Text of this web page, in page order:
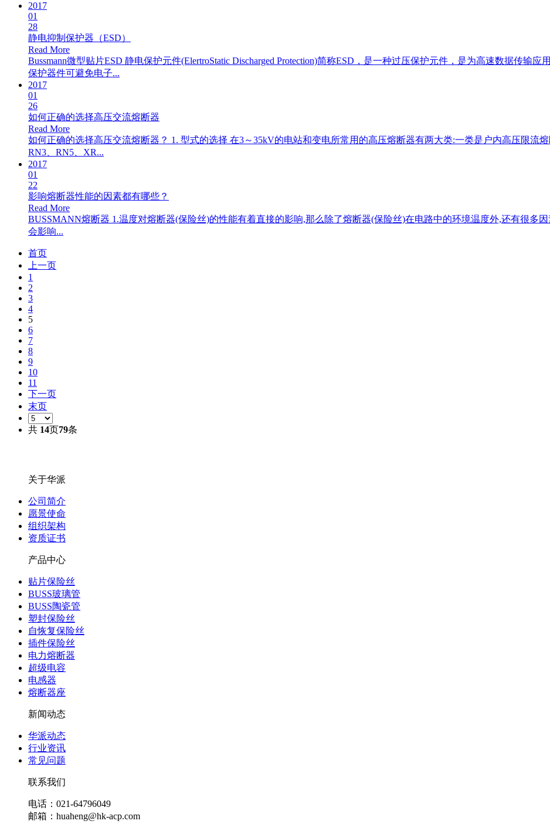
2017
01
28
静电抑制保护器（ESD）
Read More
Bussmann微型贴片ESD 静电保护元件(ElertroStatic Discharged Protection)简称ESD，是一种过压保护元件，是为高速数据传输
保护器件可避免电子...
2017
01
26
如何正确的选择高压交流熔断器
Read More
如何正确的选择高压交流熔断器？ 1. 型式的选择 在3～35kV的电站和变电所常用的高压熔断器有两大类:一类是户内高压限流
RN3、RN5、XR...
2017
01
22
影响熔断器性能的因素都有哪些？
Read More
BUSSMANN熔断器 1.温度对熔断器(保险丝)的性能有着直接的影响,那么除了熔断器(保险丝)在电路中的环境温度外,还有很多
会影响...
首页
上一页
1
2
3
4
5
6
7
8
9
10
11
下一页
末页
共 14页79条
关于华派
公司简介
愿景使命
组织架构
资质证书
产品中心
贴片保险丝
BUSS玻璃管
BUSS陶瓷管
塑封保险丝
自恢复保险丝
插件保险丝
电力熔断器
超级电容
电感器
熔断器座
新闻动态
华派动态
行业资讯
常见问题
联系我们
电话：021-64796049
邮箱：huaheng@hk-acp.com